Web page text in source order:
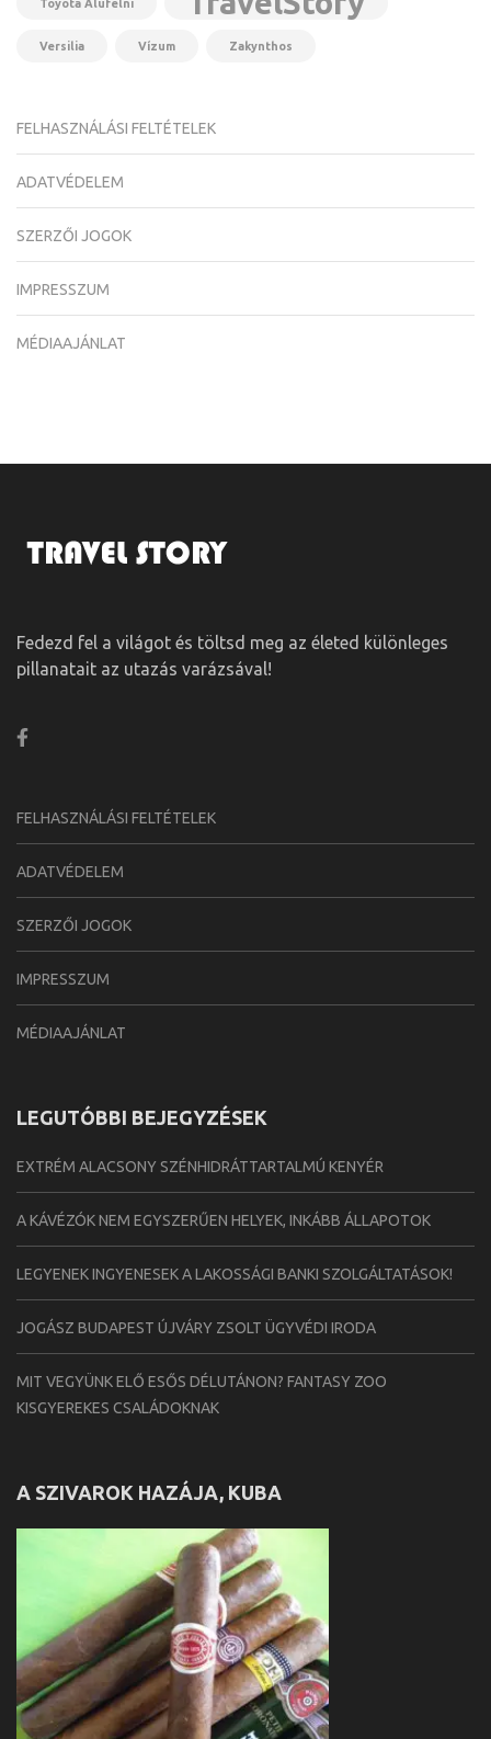
Toyota Alufelni
Versilia Vízum Zakynthos
FELHASZNÁLÁSI FELTÉTELEK
ADATVÉDELEM
SZERZŐI JOGOK
IMPRESSZUM
MÉDIAAJÁNLAT
Fedezd fel a világot és töltsd meg az életed különleges
pillanatait az utazás varázsával!
FELHASZNÁLÁSI FELTÉTELEK
ADATVÉDELEM
SZERZŐI JOGOK
IMPRESSZUM
MÉDIAAJÁNLAT
LEGUTÓBBI BEJEGYZÉSEK
EXTRÉM ALACSONY SZÉNHIDRÁTTARTALMÚ KENYÉR
A KÁVÉZÓK NEM EGYSZERŰEN HELYEK, INKÁBB ÁLLAPOTOK
LEGYENEK INGYENESEK A LAKOSSÁGI BANKI SZOLGÁLTATÁSOK!
JOGÁSZ BUDAPEST ÚJVÁRY ZSOLT ÜGYVÉDI IRODA
MIT VEGYÜNK ELŐ ESŐS DÉLUTÁNON? FANTASY ZOO
KISGYEREKES CSALÁDOKNAK
A SZIVAROK HAZÁJA, KUBA